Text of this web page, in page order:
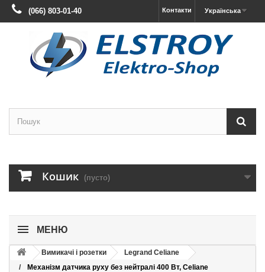
Українська
Контакти
(066) 803-01-40
Кошик (пусто)
МЕНЮ
Вимикачі і розетки
Legrand Celiane
Механізм датчика руху без нейтралі 400 Вт, Celiane